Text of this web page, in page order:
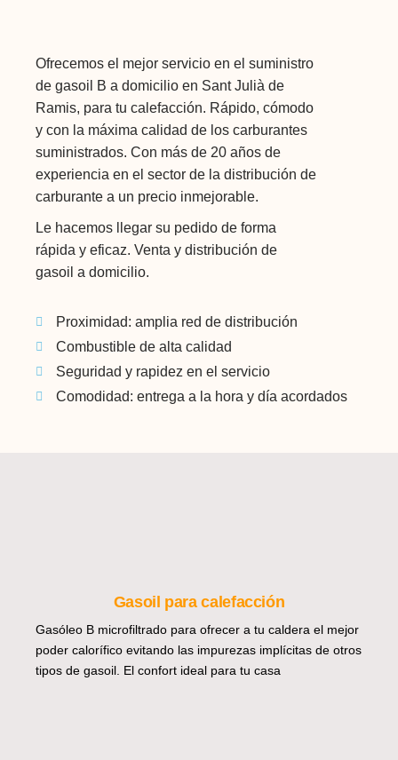
Ofrecemos el mejor servicio en el suministro
de gasoil B a domicilio en Sant Julià de
Ramis, para tu calefacción. Rápido, cómodo
y con la máxima calidad de los carburantes
suministrados. Con más de 20 años de
experiencia en el sector de la distribución de
carburante a un precio inmejorable.
Le hacemos llegar su pedido de forma
rápida y eficaz. Venta y distribución de
gasoil a domicilio.
Proximidad: amplia red de distribución
Combustible de alta calidad
Seguridad y rapidez en el servicio
Comodidad: entrega a la hora y día acordados
Gasoil para calefacción
Gasóleo B microfiltrado para ofrecer a tu caldera el mejor
poder calorífico evitando las impurezas implícitas de otros
tipos de gasoil. El confort ideal para tu casa